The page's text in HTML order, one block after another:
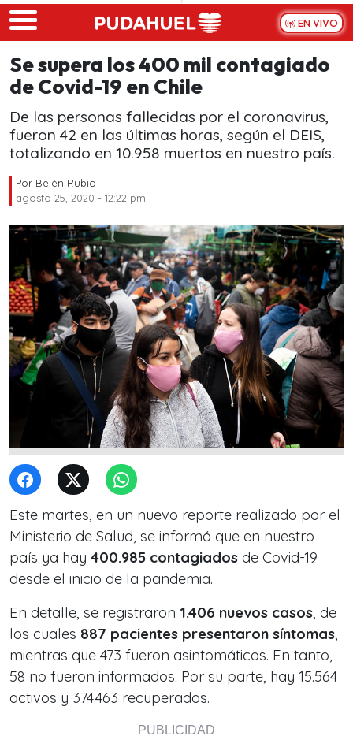
Skip to main content
EN VIVO
Se supera los 400 mil contagiado
de Covid-19 en Chile
De las personas fallecidas por el coronavirus,
fueron 42 en las últimas horas, según el DEIS,
totalizando en 10.958 muertos en nuestro país.
Por Belén Rubio
agosto 25, 2020 - 12:22 pm
Este martes, en un nuevo reporte realizado por el
Ministerio de Salud, se informó que en nuestro
país ya hay 400.985 contagiados de Covid-19
desde el inicio de la pandemia.
En detalle, se registraron 1.406 nuevos casos, de
los cuales 887 pacientes presentaron síntomas,
mientras que 473 fueron asintomáticos. En tanto,
58 no fueron informados. Por su parte, hay 15.564
activos y 374.463 recuperados.